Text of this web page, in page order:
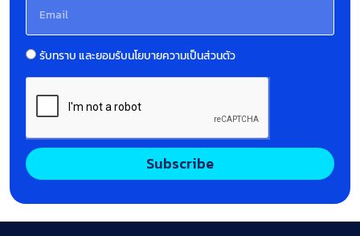
รับทราบ และยอมรับนโยบายความเป็นส่วนตัว
Subscribe